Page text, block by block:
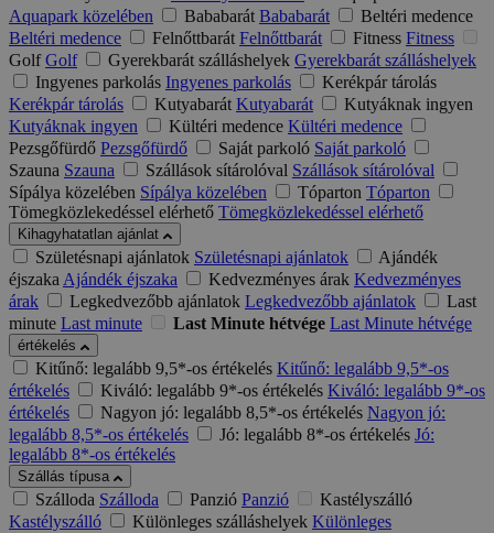
Aquapark közelében
Bababarát Bababarát
Beltéri medence
Beltéri medence
Felnőttbarát Felnőttbarát Fitness Fitness
Golf Golf Gyerekbarát szálláshelyek Gyerekbarát szálláshelyek
Ingyenes parkolás Ingyenes parkolás
Kerékpár tárolás
Kerékpár tárolás
Kutyabarát Kutyabarát
Kutyáknak ingyen
Kutyáknak ingyen
Kültéri medence Kültéri medence
Pezsgőfürdő Pezsgőfürdő Saját parkoló Saját parkoló
Szauna Szauna Szállások sítárolóval Szállások sítárolóval
Sípálya közelében Sípálya közelében Tóparton Tóparton
Tömegközlekedéssel elérhető Tömegközlekedéssel elérhető
Kihagyhatatlan ajánlat
Születésnapi ajánlatok Születésnapi ajánlatok
Ajándék
éjszakaAjándék éjszaka Kedvezményes árak Kedvezményes
árak
Legkedvezőbb ajánlatok Legkedvezőbb ajánlatok
Last
minute Last minute Last Minute hétvége Last Minute hétvége
értékelés
Kitűnő: legalább 9,5*-os értékelés Kitűnő: legalább 9,5*-os
értékelés
Kiváló: legalább 9*-os értékelés Kiváló: legalább 9*-os
értékelés
Nagyon jó: legalább 8,5*-os értékelés Nagyon jó:
legalább 8,5*-os értékelés
Jó: legalább 8*-os értékelés Jó:
legalább 8*-os értékelés
Szállás típusa
Szálloda Szálloda Panzió Panzió
Kastélyszálló
Kastélyszálló
Különleges szálláshelyek Különleges